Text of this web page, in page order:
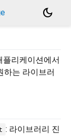
dark_mode
리케이션에서
하는 라이브러
: 라이브러리 진